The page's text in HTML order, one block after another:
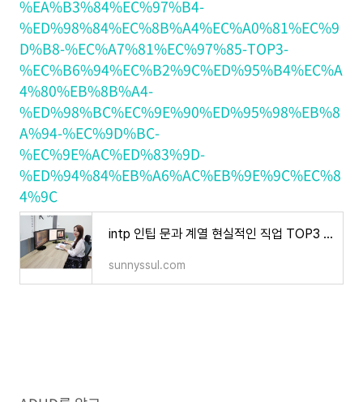
%EA%B3%84%EC%97%B4-
%ED%98%84%EC%8B%A4%EC%A0%81%EC%9
D%B8-%EC%A7%81%EC%97%85-TOP3-
%EC%B6%94%EC%B2%9C%ED%95%B4%EC%A
4%80%EB%8B%A4-
%ED%98%BC%EC%9E%90%ED%95%98%EB%8
A%94-%EC%9D%BC-
%EC%9E%AC%ED%83%9D-
%ED%94%84%EB%A6%AC%EB%9E%9C%EC%8
4%9C
intp 인팁 문과 계열 현실적인 직업 TOP3 추천해준다. 혼자하는 일, 재택 프리랜서
sunnyssul.com